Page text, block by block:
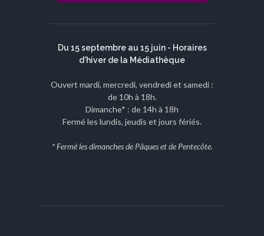
Du 15 septembre au 15 juin - Horaires
d'hiver de la Médiathèque
Ouvert mardi, mercredi, vendredi et samedi :
de 10h à 18h.
Dimanche* : de 14h à 18h
Fermé les lundis, jeudis et jours fériés.
* Fermé les dimanches de Pâques et de Pentecôte.